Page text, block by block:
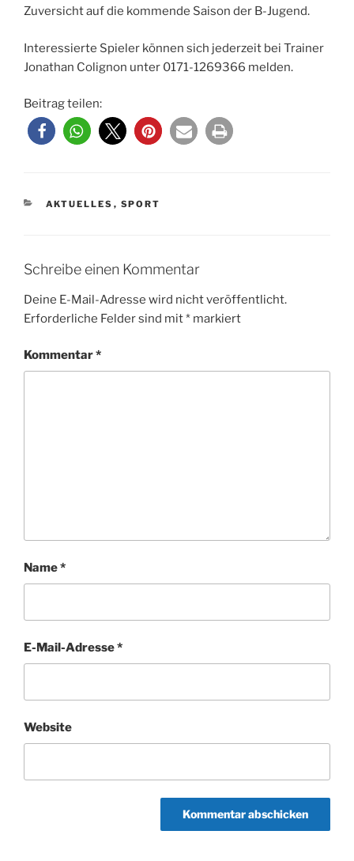
Zuversicht auf die kommende Saison der B-Jugend.
Interessierte Spieler können sich jederzeit bei Trainer
Jonathan Colignon unter 0171-1269366 melden.
Beitrag teilen:
KATEGORIEN
AKTUELLES , SPORT
Schreibe einen Kommentar
Deine E-Mail-Adresse wird nicht veröffentlicht.
Erforderliche Felder sind mit* markiert
Kommentar*
Name*
E-Mail-Adresse*
Website